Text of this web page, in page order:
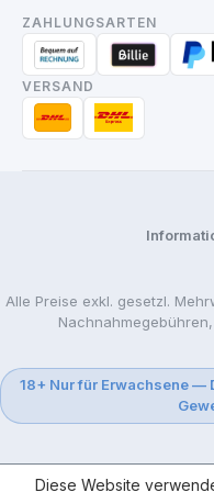
ZAHLUNGSARTEN
VERSAND
Alle Preise exkl. gesetzl.
18+ Nur für Erwachsene —
Diese Website